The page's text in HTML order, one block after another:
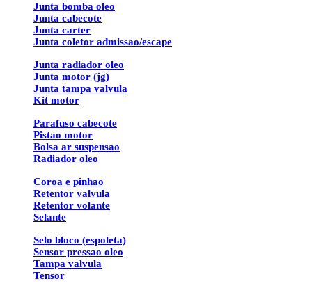
Junta bomba oleo
Junta cabecote
Junta carter
Junta coletor admissao/escape
Junta radiador oleo
Junta motor (jg)
Junta tampa valvula
Kit motor
Parafuso cabecote
Pistao motor
Bolsa ar suspensao
Radiador oleo
Coroa e pinhao
Retentor valvula
Retentor volante
Selante
Selo bloco (espoleta)
Sensor pressao oleo
Tampa valvula
Tensor